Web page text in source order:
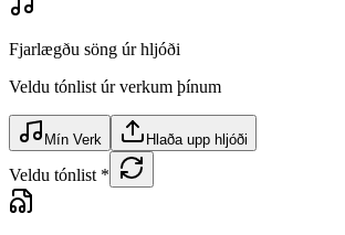
Fjarlægðu söng úr hljóði
Veldu tónlist úr verkum þínum
Mín Verk Hlaða upp hljóði
Veldu tónlist *